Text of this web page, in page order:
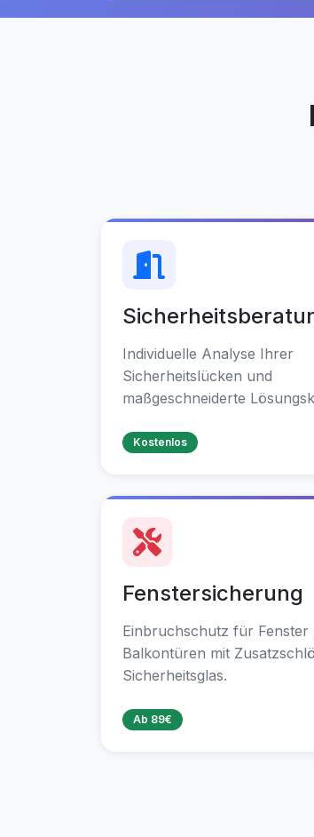
Individuelle Analyse Ihrer
Sicherheitslücken und
maßgeschneiderte
Kostenlos
Fenstersicherung
Einbruchschutz für Fenster
Balkontüren mit
Sicherheitsglas.
Ab 89€